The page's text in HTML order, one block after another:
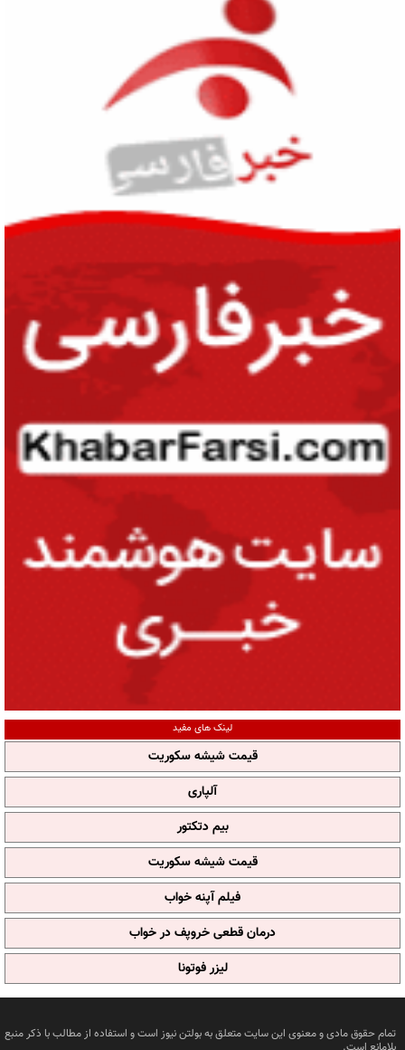
لینک های مفید
قیمت شیشه سکوریت
آلپاری
بیم دتکتور
قیمت شیشه سکوریت
فیلم آپنه خواب
درمان قطعی خروپف در خواب
لیزر فوتونا
تمام حقوق مادی و معنوی این سایت متعلق به بولتن نیوز است و استفاده از مطالب با ذکر منبع